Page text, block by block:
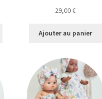
options
29,00€
Ajouter au panier